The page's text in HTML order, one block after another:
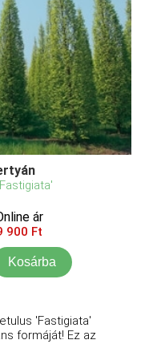
ár
900 Ft
Kosárba
'Fastigiata'
formáját! Ez az